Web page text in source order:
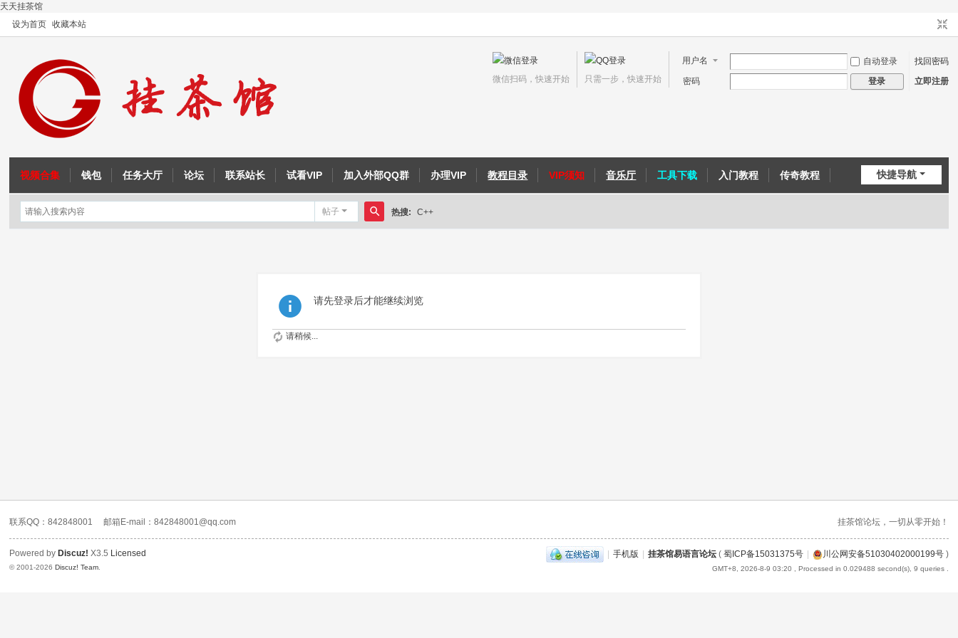
天天挂茶馆
设为首页
收藏本站
用户名 自动登录
找回密码
密码
登录 立即注册
只需一步，快速开始
微信扫码，快速开始
快捷导航
视频合集 钱包 任务大厅 论坛 联系站长 试看VIP 加入外部QQ群 办理VIP 教程目录 VIP须知 音乐厅 工具下载 入门教程 传奇教程
帖子
搜
热搜: C++
请先登录后才能继续浏览
请稍候...
联系QQ：842848001 邮箱E-mail：842848001@qq.com 挂茶馆论坛，一切从零开始！
| 手机版 | 挂茶馆易语言论坛( 蜀ICP备15031375号 | 川公网安备51030402000199号)
GMT+8, 2026-8-9 03:20 , Processed in 0.029488 second(s), 9 queries .
Powered by Discuz! X3.5 Licensed
© 2001-2026Discuz! Team